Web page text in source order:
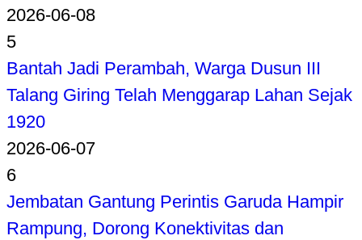
2026-06-08
5
Bantah Jadi Perambah, Warga Dusun III
Talang Giring Telah Menggarap Lahan Sejak
1920
2026-06-07
6
Jembatan Gantung Perintis Garuda Hampir
Rampung, Dorong Konektivitas dan